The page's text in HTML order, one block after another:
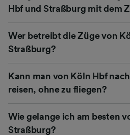
Hbf und Straßburg mit dem
Wer betreibt die Züge von
Straßburg?
Kann man von Köln Hbf
reisen, ohne zu fliegen?
Wie gelange ich am besten
Straßburg?